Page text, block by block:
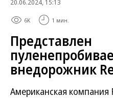
20.06.2024, 15:13
6K 1 мин.
Представлен
внедорожник
Американская компания